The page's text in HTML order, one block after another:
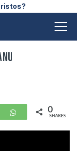
WhatsApp
0
SHARES